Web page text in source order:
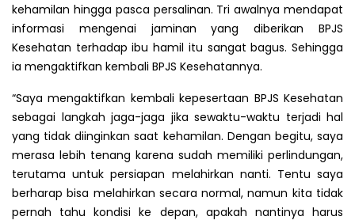
kehamilan hingga pasca persalinan. Tri awalnya mendapat
informasi mengenai jaminan yang diberikan BPJS
Kesehatan terhadap ibu hamil itu sangat bagus. Sehingga
ia mengaktifkan kembali BPJS Kesehatannya.
“Saya mengaktifkan kembali kepesertaan BPJS Kesehatan
sebagai langkah jaga-jaga jika sewaktu-waktu terjadi hal
yang tidak diinginkan saat kehamilan. Dengan begitu, saya
merasa lebih tenang karena sudah memiliki perlindungan,
terutama untuk persiapan melahirkan nanti. Tentu saya
berharap bisa melahirkan secara normal, namun kita tidak
pernah tahu kondisi ke depan, apakah nantinya harus